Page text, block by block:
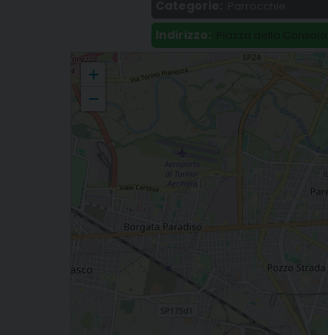
Indirizzo:
Festa della Consolata, patrona della Diocesi: programma
+
−